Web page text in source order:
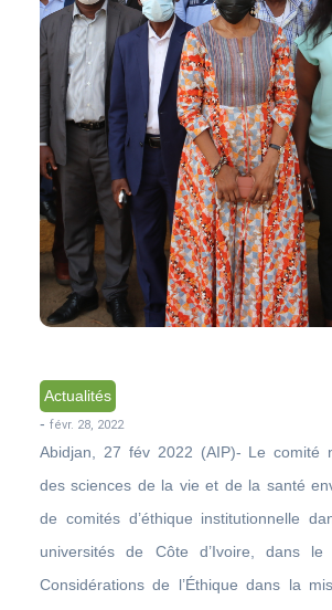
Actualités
- févr. 28, 2022
Abidjan, 27 fév 2022 (AIP)- Le comité
des sciences de la vie et de la santé
de comités d’éthique institutionnelle
universités de Côte d’Ivoire, dans
Considérations de l’Éthique dans la